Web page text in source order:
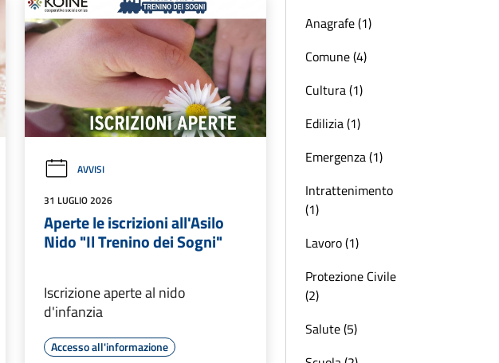
AVVISI
31 LUGLIO 2026
Aperte le iscrizioni all'Asilo
Nido "Il Trenino dei Sogni"
Iscrizione aperte al nido
d'infanzia
Accesso all'informazione
Anagrafe (1)
Comune (4)
Cultura (1)
Edilizia (1)
Emergenza (1)
Intrattenimento
(1)
Lavoro (1)
Protezione Civile
(2)
Salute (5)